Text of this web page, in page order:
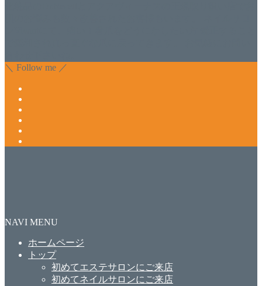
＼ Follow me ／
NAVI MENU
ホームページ
トップ
初めてエステサロンにご来店
初めてネイルサロンにご来店